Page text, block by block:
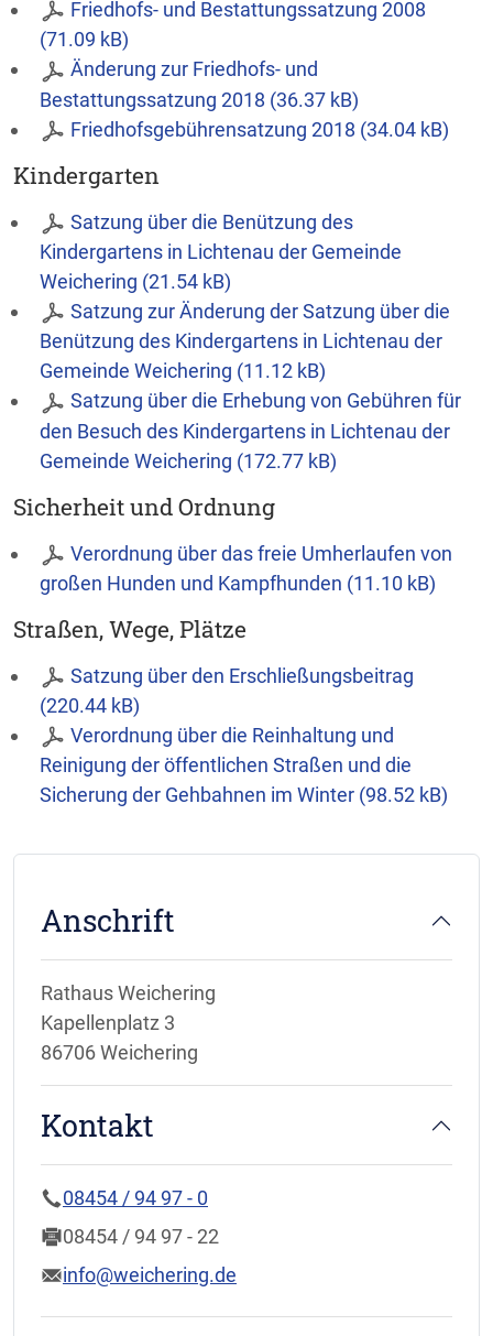
Friedhofs- und Bestattungssatzung 2008
(71.09 kB)
Änderung zur Friedhofs- und
Bestattungssatzung 2018 (36.37 kB)
Friedhofsgebührensatzung 2018 (34.04 kB)
Kindergarten
Satzung über die Benützung des
Kindergartens in Lichtenau der Gemeinde
Weichering (21.54 kB)
Satzung zur Änderung der Satzung über die
Benützung des Kindergartens in Lichtenau der
Gemeinde Weichering (11.12 kB)
Satzung über die Erhebung von Gebühren für
den Besuch des Kindergartens in Lichtenau der
Gemeinde Weichering (172.77 kB)
Sicherheit und Ordnung
Verordnung über das freie Umherlaufen von
großen Hunden und Kampfhunden (11.10 kB)
Straßen, Wege, Plätze
Satzung über den Erschließungsbeitrag
(220.44 kB)
Verordnung über die Reinhaltung und
Reinigung der öffentlichen Straßen und die
Sicherung der Gehbahnen im Winter (98.52 kB)
Anschrift
Rathaus Weichering
Kapellenplatz 3
86706 Weichering
Kontakt
08454 / 94 97 - 0
08454 / 94 97 - 22
info@weichering.de